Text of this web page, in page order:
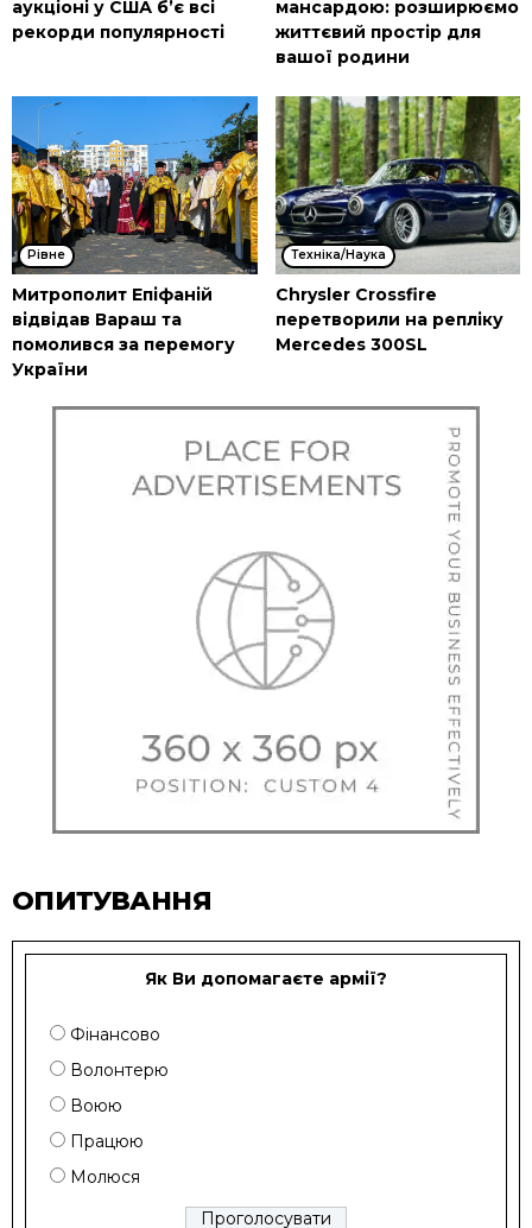
аукціоні у США б’є всі
рекорди популярності
мансардою: розширюємо
життєвий простір для
вашої родини
Рівне
Митрополит Епіфаній
відвідав Вараш та
помолився за перемогу
України
Техніка/Наука
Chrysler Crossfire
перетворили на репліку
Mercedes 300SL
ОПИТУВАННЯ
Як Ви допомагаєте армії?
Фінансово
Волонтерю
Воюю
Працюю
Молюся